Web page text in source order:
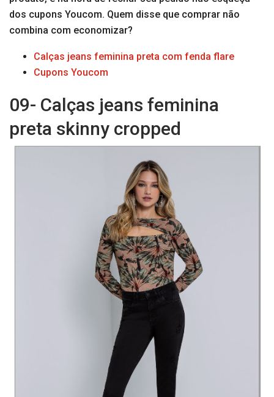
dos cupons Youcom. Quem disse que comprar não
combina com economizar?
Calças jeans feminina preta com fenda flare
Cupons Youcom
09- Calças jeans feminina
preta skinny cropped